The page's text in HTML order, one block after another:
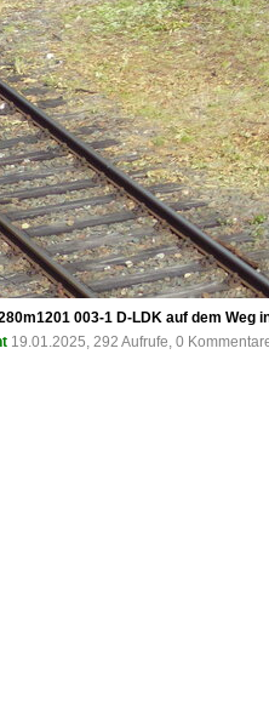
003-1 D-LDK auf dem Weg
19.01.2025, 292 Aufrufe, 0